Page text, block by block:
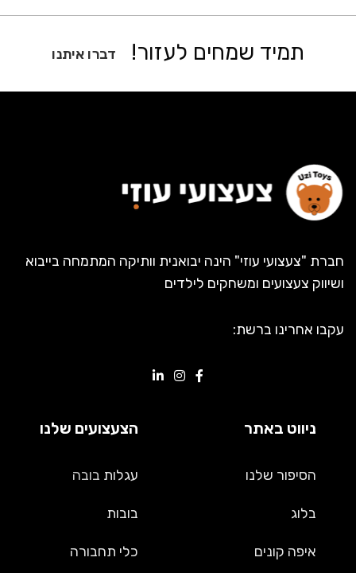
תמיד שמחים לעזור! דברו איתנו
חברת "צעצועי עוזי" הינה יבואנית וותיקה המתמחה בייבוא
ושיווק צעצועים ומשחקים לילדים
עקבו אחרינו ברשת:
ניווט באתר
הסיפור שלנו
בלוג
איפה קונים
הצעצועים שלנו
עגלות בובה
בובות
כלי תחבורה